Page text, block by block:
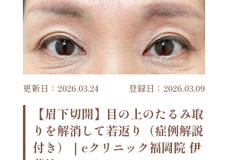
更新日：2026.03.24 登録日：2026.03.09
【眉下切開】目の上のたるみ取
りを解消して若返り（症例解説
付き）｜eクリニック福岡院 伊